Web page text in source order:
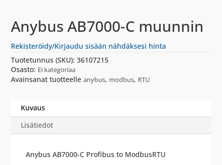
Anybus AB7000-C muunnin
Rekisteröidy/Kirjaudu sisään nähdäksesi hinta
Tuotetunnus (SKU):36107215
Osasto: Ei kategoriaa
Avainsanat tuotteelleanybus, modbus, RTU
Kuvaus
Lisätiedot
Anybus AB7000-C Profibus to ModbusRTU